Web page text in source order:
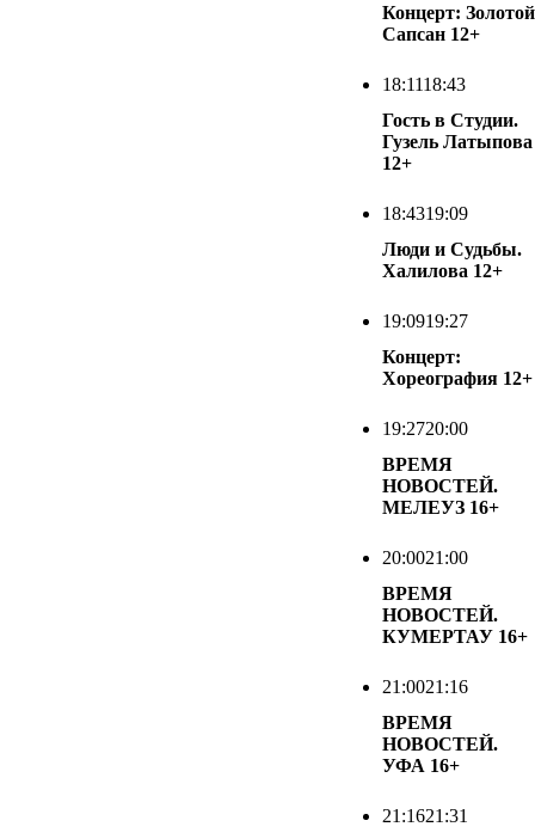
Концерт: Золотой
Сапсан 12+
18:1118:43
Гость в Студии.
Гузель Латыпова
12+
18:4319:09
Люди и Судьбы.
Халилова 12+
19:0919:27
Концерт:
Хореография 12+
19:2720:00
ВРЕМЯ
НОВОСТЕЙ.
МЕЛЕУЗ 16+
20:0021:00
ВРЕМЯ
НОВОСТЕЙ.
КУМЕРТАУ 16+
21:0021:16
ВРЕМЯ
НОВОСТЕЙ.
УФА 16+
21:1621:31